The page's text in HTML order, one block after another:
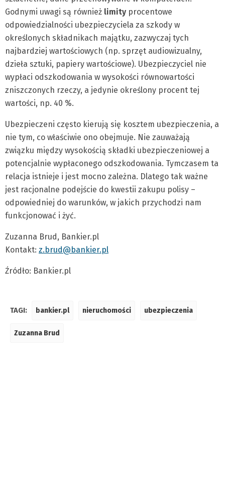
Godnymi uwagi są również limity procentowe
odpowiedzialności ubezpieczyciela za szkody w
określonych składnikach majątku, zazwyczaj tych
najbardziej wartościowych (np. sprzęt audiowizualny,
dzieła sztuki, papiery wartościowe). Ubezpieczyciel nie
wypłaci odszkodowania w wysokości równowartości
zniszczonych rzeczy, a jedynie określony procent tej
wartości, np. 40 %.
Ubezpieczeni często kierują się kosztem ubezpieczenia, a
nie tym, co właściwie ono obejmuje. Nie zauważają
związku między wysokością składki ubezpieczeniowej a
potencjalnie wypłaconego odszkodowania. Tymczasem ta
relacja istnieje i jest mocno zależna. Dlatego tak ważne
jest racjonalne podejście do kwestii zakupu polisy –
odpowiedniej do warunków, w jakich przychodzi nam
funkcjonować i żyć.
Zuzanna Brud, Bankier.pl
Kontakt: z.brud@bankier.pl
Źródło: Bankier.pl
TAGI: bankier.pl nieruchomości ubezpieczenia
Zuzanna Brud